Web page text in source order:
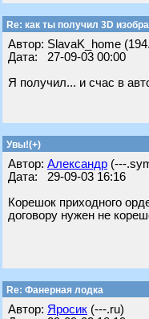
Re: как ты получил 3D
Автор: SlavaK_home
Дата: 27-09-03 00:00
Я получил... и счас в
Увы!(+)
Автор: Александр (---
Дата: 29-09-03 16:16
Корешок приходного
договору нужен не
Re: Фанерная лодка
Автор: Яросик (---.ru)